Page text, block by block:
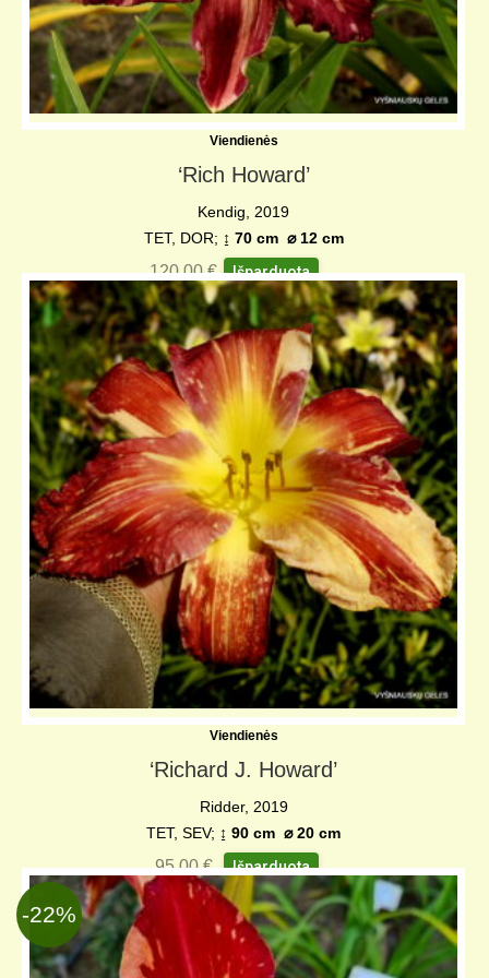
Viendienės
‘Rich Howard’
Kendig, 2019
TET, DOR; ↨ 70 cm ⌀12 cm
120,00€ Išparduota
Viendienės
‘Richard J. Howard’
Ridder, 2019
TET, SEV; ↨ 90 cm ⌀20 cm
95,00€ Išparduota
-22%